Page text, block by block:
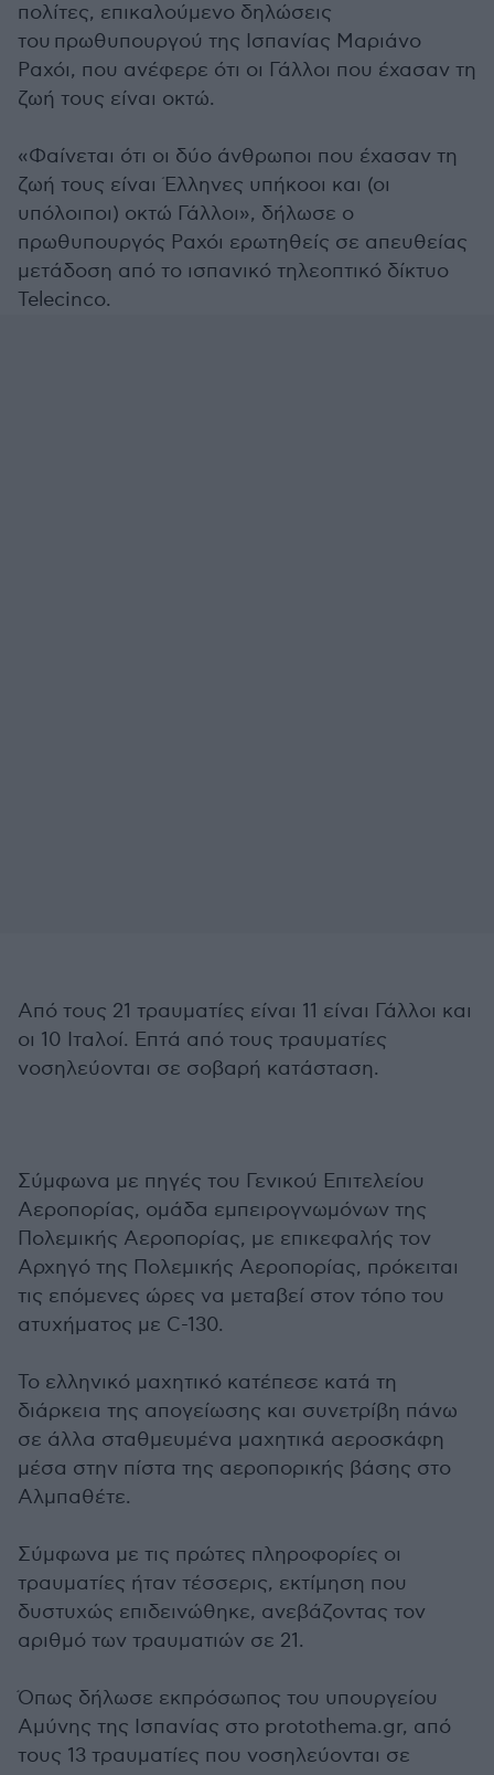
πολίτες, επικαλούμενο δηλώσεις
του πρωθυπουργού της Ισπανίας Μαριάνο
Ραχόι, που ανέφερε ότι οι Γάλλοι που έχασαν τη
ζωή τους είναι οκτώ.
«Φαίνεται ότι οι δύο άνθρωποι που έχασαν τη
ζωή τους είναι Έλληνες υπήκοοι και (οι
υπόλοιποι) οκτώ Γάλλοι», δήλωσε ο
πρωθυπουργός Ραχόι ερωτηθείς σε απευθείας
μετάδοση από το ισπανικό τηλεοπτικό δίκτυο
Telecinco.
Από τους 21 τραυματίες είναι 11 είναι Γάλλοι και
οι 10 Ιταλοί. Επτά από τους τραυματίες
νοσηλεύονται σε σοβαρή κατάσταση.
Σύμφωνα με πηγές του Γενικού Επιτελείου
Αεροπορίας, ομάδα εμπειρογνωμόνων της
Πολεμικής Αεροπορίας, με επικεφαλής τον
Αρχηγό της Πολεμικής Αεροπορίας, πρόκειται
τις επόμενες ώρες να μεταβεί στον τόπο του
ατυχήματος με C-130.
Το ελληνικό μαχητικό κατέπεσε κατά τη
διάρκεια της απογείωσης και συνετρίβη πάνω
σε άλλα σταθμευμένα μαχητικά αεροσκάφη
μέσα στην πίστα της αεροπορικής βάσης στο
Αλμπαθέτε.
Σύμφωνα με τις πρώτες πληροφορίες οι
τραυματίες ήταν τέσσερις, εκτίμηση που
δυστυχώς επιδεινώθηκε, ανεβάζοντας τον
αριθμό των τραυματιών σε 21.
Όπως δήλωσε εκπρόσωπος του υπουργείου
Αμύνης της Ισπανίας στο protothema.gr, από
τους 13 τραυματίες που νοσηλεύονται σε